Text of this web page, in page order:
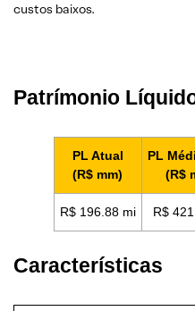
custos baixos.
Patrímonio
PL Atual
(R$ mm)
PL
(R$
R$ 196.88 mi R$
Características